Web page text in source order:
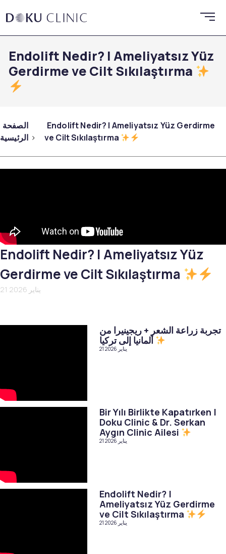
Endolift Nedir? | Ameliyatsız Yüz
Gerdirme ve Cilt Sıkılaştırma
الصفحة
الرئيسية
Endolift Nedir? | Ameliyatsız Yüz Gerdirme
ve Cilt Sıkılaştırma
Endolift Nedir? | Ameliyatsız Yüz
Gerdirme ve Cilt Sıkılaştırma
21 يناير 2026
تجربة زراعة الشعر + ريجينيرا من
ألمانيا إلى تركيا
21 يناير 2026
Bir Yılı Birlikte Kapatırken |
Doku Clinic & Dr. Serkan
Aygın Clinic Ailesi
21 يناير 2026
Endolift Nedir? |
Ameliyatsız Yüz Gerdirme
ve Cilt Sıkılaştırma
21 يناير 2026